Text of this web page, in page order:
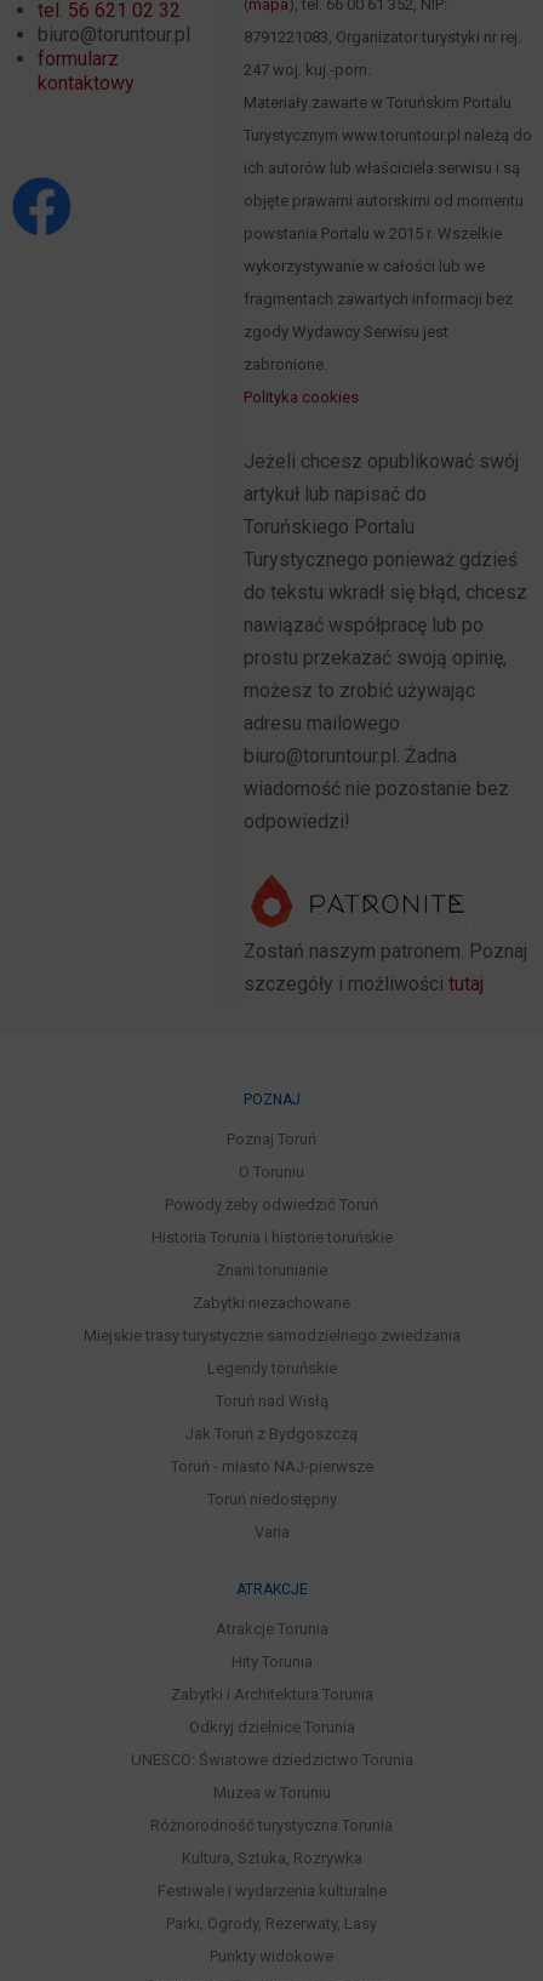
tel. 56 621 02 32
biuro@toruntour.pl
formularz
kontaktowy
(mapa ), tel. 66 00 61 352, NIP:
8791221083, Organizator turystyki nr rej.
247 woj. kuj.-pom.
Materiały zawarte w Toruńskim Portalu
Turystycznym www.toruntour.pl należą do
ich autorów lub właściciela serwisu i są
objęte prawami autorskimi od momentu
powstania Portalu w 2015 r. Wszelkie
wykorzystywanie w całości lub we
fragmentach zawartych informacji bez
zgody Wydawcy Serwisu jest
zabronione.
Polityka cookies
Jeżeli chcesz opublikować swój
artykuł lub napisać do
Toruńskiego Portalu
Turystycznego ponieważ gdzieś
do tekstu wkradł się błąd, chcesz
nawiązać współpracę lub po
prostu przekazać swoją opinię,
możesz to zrobić używając
adresu mailowego
biuro@toruntour.pl. Żadna
wiadomość nie pozostanie bez
odpowiedzi!
Zostań naszym patronem. Poznaj
szczegóły i możliwości tutaj
POZNAJ
Poznaj Toruń
O Toruniu
Powody żeby odwiedzić Toruń
Historia Torunia i historie toruńskie
Znani torunianie
Zabytki niezachowane
Miejskie trasy turystyczne samodzielnego zwiedzania
Legendy toruńskie
Toruń nad Wisłą
Jak Toruń z Bydgoszczą
Toruń - miasto NAJ-pierwsze
Toruń niedostępny
Varia
ATRAKCJE
Atrakcje Torunia
Hity Torunia
Zabytki i Architektura Torunia
Odkryj dzielnice Torunia
UNESCO: Światowe dziedzictwo Torunia
Muzea w Toruniu
Różnorodność turystyczna Torunia
Kultura, Sztuka, Rozrywka
Festiwale i wydarzenia kulturalne
Parki, Ogrody, Rezerwaty, Lasy
Punkty widokowe